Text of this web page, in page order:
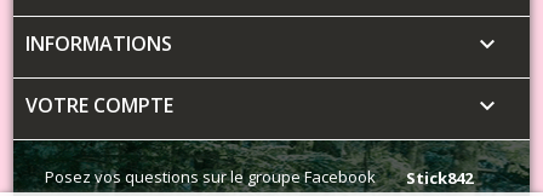
INFORMATIONS 
VOTRE COMPTE 
Posez vos questions sur le groupe Facebook Stick842